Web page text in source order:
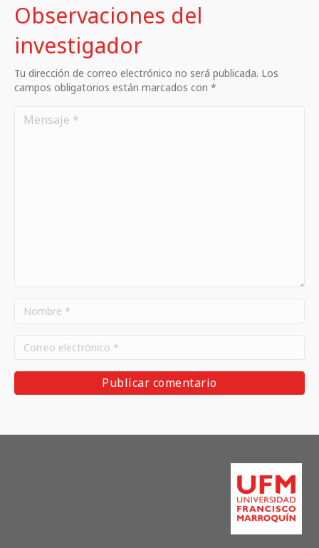
Observaciones del
investigador
Tu dirección de correo electrónico no será publicada. Los
campos obligatorios están marcados con *